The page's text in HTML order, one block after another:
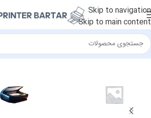
Skip to navigation
Skip to main content
خانه/محصولات برچسب خورده “HP 504A”